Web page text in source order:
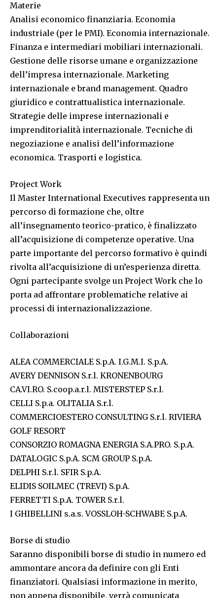
Materie
Analisi economico finanziaria. Economia
industriale (per le PMI). Economia internazionale.
Finanza e intermediari mobiliari internazionali.
Gestione delle risorse umane e organizzazione
dell’impresa internazionale. Marketing
internazionale e brand management. Quadro
giuridico e contrattualistica internazionale.
Strategie delle imprese internazionali e
imprenditorialità internazionale. Tecniche di
negoziazione e analisi dell’informazione
economica. Trasporti e logistica.
Project Work
Il Master International Executives rappresenta un
percorso di formazione che, oltre
all’insegnamento teorico-pratico, è finalizzato
all’acquisizione di competenze operative. Una
parte importante del percorso formativo è quindi
rivolta all’acquisizione di un’esperienza diretta.
Ogni partecipante svolge un Project Work che lo
porta ad affrontare problematiche relative ai
processi di internazionalizzazione.
Collaborazioni
ALEA COMMERCIALE S.p.A. I.G.M.I. S.p.A.
AVERY DENNISON S.r.l. KRONENBOURG
CA.VI.RO. S.coop.a.r.l. MISTERSTEP S.r.l.
CELLI S.p.a. OLITALIA S.r.l.
COMMERCIOESTERO CONSULTING S.r.l. RIVIERA
GOLF RESORT
CONSORZIO ROMAGNA ENERGIA S.A.PRO. S.p.A.
DATALOGIC S.p.A. SCM GROUP S.p.A.
DELPHI S.r.l. SFIR S.p.A.
ELIDIS SOILMEC (TREVI) S.p.A.
FERRETTI S.p.A. TOWER S.r.l.
I GHIBELLINI s.a.s. VOSSLOH-SCHWABE S.p.A.
Borse di studio
Saranno disponibili borse di studio in numero ed
ammontare ancora da definire con gli Enti
finanziatori. Qualsiasi informazione in merito,
non appena disponibile, verrà comunicata